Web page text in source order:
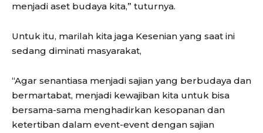
menjadi aset budaya kita,” tuturnya.
Untuk itu, marilah kita jaga Kesenian yang saat ini
sedang diminati masyarakat,
“Agar senantiasa menjadi sajian yang berbudaya dan
bermartabat, menjadi kewajiban kita untuk bisa
bersama-sama menghadirkan kesopanan dan
ketertiban dalam event-event dengan sajian